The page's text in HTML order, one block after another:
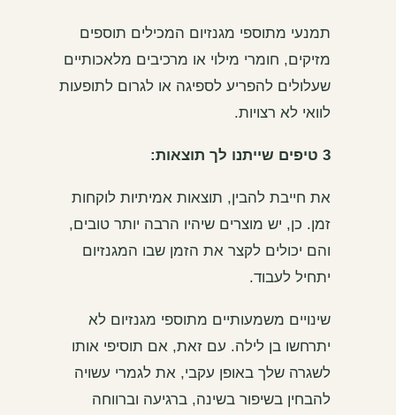
תמנעי מתוספי מגנזיום המכילים תוספים
מזיקים, חומרי מילוי או מרכיבים מלאכותיים
שעלולים להפריע לספיגה או לגרום לתופעות
לוואי לא רצויות.
3 טיפים שייתנו לך תוצאות:
את חייבת להבין, תוצאות אמיתיות לוקחות
זמן. כן, יש מוצרים שיהיו הרבה יותר טובים,
והם יכולים לקצר את הזמן שבו המגנזיום
יתחיל לעבוד.
שינויים משמעותיים מתוספי מגנזיום לא
יתרחשו בן לילה. עם זאת, אם תוסיפי אותו
לשגרה שלך באופן עקבי, את לגמרי עשויה
להבחין בשיפור בשינה, ברגיעה וברווחה